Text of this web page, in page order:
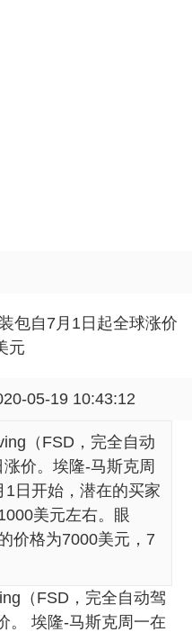
包自7月1日起全球涨价
元
05-19 10:43:12
（FSD，完全自动
价。埃隆-马斯克周
日开始，潜在的买家
美元左右。眼
价格为7000美元，7
（FSD，完全自动驾
。 埃隆-马斯克周一在